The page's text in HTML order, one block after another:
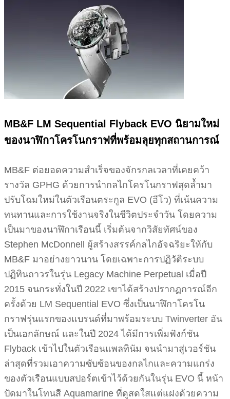
MB&F LM Sequential Flyback EVO นิยามใหม่
ของนาฬิกาโครโนกราฟที่พร้อมลุยทุกสถานการณ์
MB&F ต่อยอดความสำเร็จของจักรกลเวลาที่เคยคว้า
รางวัล GPHG ด้วยการนำกลไกโครโนกราฟสุดล้ำมา
ปรับโฉมใหม่ในตัวเรือนตระกูล EVO (อีโว) ที่เน้นความ
ทนทานและการใช้งานจริงในชีวิตประจำวัน โดยความ
เป็นมาของนาฬิกาเรือนนี้ เริ่มต้นจากวิสัยทัศน์ของ
Stephen McDonnell ผู้สร้างสรรค์กลไกอัจฉริยะให้กับ
MB&F มาอย่างยาวนาน โดยเฉพาะการปฏิวัติระบบ
ปฏิทินถาวรในรุ่น Legacy Machine Perpetual เมื่อปี
2015 จนกระทั่งในปี 2022 เขาได้สร้างปรากฏการณ์อีก
ครั้งด้วย LM Sequential EVO ซึ่งเป็นนาฬิกาโครโน
กราฟรุ่นแรกของแบรนด์ที่มาพร้อมระบบ Twinverter อัน
เป็นเอกลักษณ์ และในปี 2024 ได้มีการเพิ่มฟังก์ชัน
Flyback เข้าไปในตัวเรือนแพลทินัม จนนำมาสู่เวอร์ชัน
ล่าสุดที่รวมเอาความซับซ้อนของกลไกและความแกร่ง
ของตัวเรือนแบบสปอร์ตเข้าไว้ด้วยกันในรุ่น EVO นี้ หน้า
ปัดมาในโทนสี Aquamarine ที่ดูสดใสแต่แฝงด้วยความ